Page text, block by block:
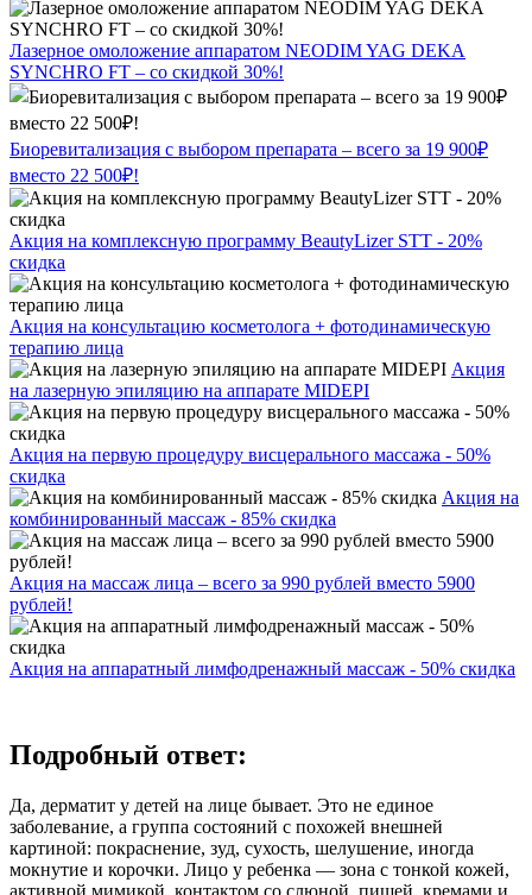
Лазерное омоложение аппаратом NEODIM YAG DEKA
SYNCHRO FT – со скидкой 30%!
Биоревитализация с выбором препарата – всего за 19 900₽
вместо 22 500₽!
Акция на комплексную программу BeautyLizer STT - 20%
скидка
Акция на консультацию косметолога + фотодинамическую
терапию лица
Акция
на лазерную эпиляцию на аппарате MIDEPI
Акция на первую процедуру висцерального массажа - 50%
скидка
Акция на
комбинированный массаж - 85% скидка
Акция на массаж лица – всего за 990 рублей вместо 5900
рублей!
Акция на аппаратный лимфодренажный массаж - 50% скидка
Подробный ответ:
Да, дерматит у детей на лице бывает. Это не единое
заболевание, а группа состояний с похожей внешней
картиной: покраснение, зуд, сухость, шелушение, иногда
мокнутие и корочки. Лицо у ребенка — зона с тонкой кожей,
активной мимикой, контактом со слюной, пищей, кремами и